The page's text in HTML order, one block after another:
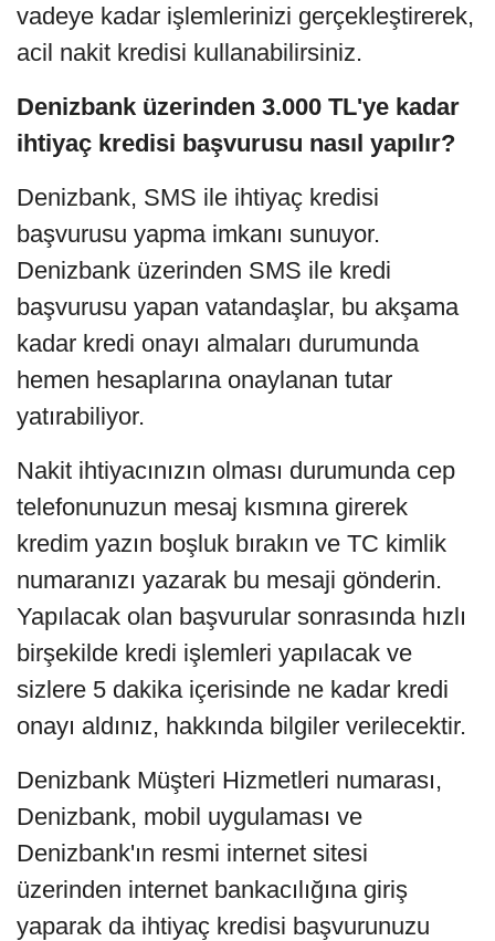
vadeye kadar işlemlerinizi gerçekleştirerek,
acil nakit kredisi kullanabilirsiniz.
Denizbank üzerinden 3.000 TL'ye kadar
ihtiyaç kredisi başvurusu nasıl yapılır?
Denizbank, SMS ile ihtiyaç kredisi
başvurusu yapma imkanı sunuyor.
Denizbank üzerinden SMS ile kredi
başvurusu yapan vatandaşlar, bu akşama
kadar kredi onayı almaları durumunda
hemen hesaplarına onaylanan tutar
yatırabiliyor.
Nakit ihtiyacınızın olması durumunda cep
telefonunuzun mesaj kısmına girerek
kredim yazın boşluk bırakın ve TC kimlik
numaranızı yazarak bu mesaji gönderin.
Yapılacak olan başvurular sonrasında hızlı
birşekilde kredi işlemleri yapılacak ve
sizlere 5 dakika içerisinde ne kadar kredi
onayı aldınız, hakkında bilgiler verilecektir.
Denizbank Müşteri Hizmetleri numarası,
Denizbank, mobil uygulaması ve
Denizbank'ın resmi internet sitesi
üzerinden internet bankacılığına giriş
yaparak da ihtiyaç kredisi başvurunuzu